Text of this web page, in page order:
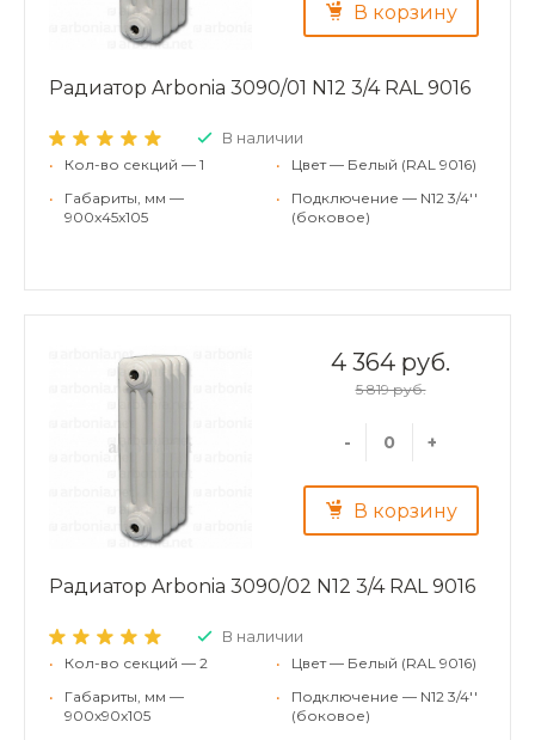
В корзину
Радиатор Arbonia 3090/01 N12 3/4 RAL 9016
В наличии
•
Кол-во секций — 1
•
Габариты, мм —
900x45x105
•
Цвет — Белый (RAL 9016)
•
Подключение — N12 3/4''
(боковое)
4 364 руб.
5 819 руб.
- +
В корзину
Радиатор Arbonia 3090/02 N12 3/4 RAL 9016
В наличии
•
Кол-во секций — 2
•
Габариты, мм —
900x90x105
•
Цвет — Белый (RAL 9016)
•
Подключение — N12 3/4''
(боковое)